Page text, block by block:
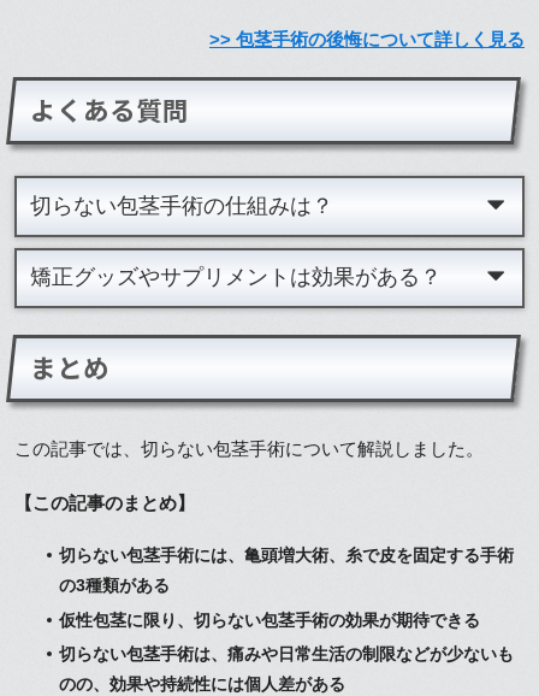
>> 包茎手術の後悔について詳しく見る
よくある質問
切らない包茎手術の仕組みは？
矯正グッズやサプリメントは効果がある？
まとめ
この記事では、切らない包茎手術について解説しました。
【この記事のまとめ】
切らない包茎手術には、亀頭増大術、糸で皮を固定する手術
の3種類がある
仮性包茎に限り、切らない包茎手術の効果が期待できる
切らない包茎手術は、痛みや日常生活の制限などが少ないも
のの、効果や持続性には個人差がある